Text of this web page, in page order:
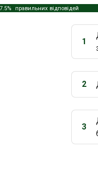
правильних відповідей
1
2
3